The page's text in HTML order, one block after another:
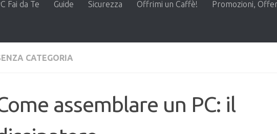
Fai da Te Guide Sicurezza Offrimi un Caffè! Promozioni,
CATEGORIA
assemblare un PC: il